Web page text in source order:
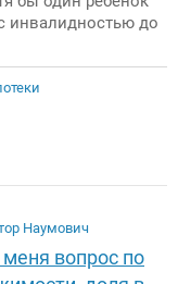
инвалидностью до
Наумович
вопрос по